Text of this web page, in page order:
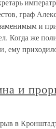
граф
и
Когда же
ему
и
в